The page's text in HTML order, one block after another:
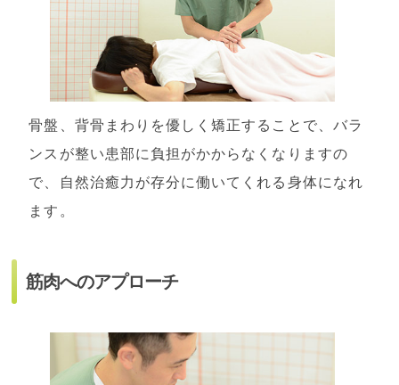
骨盤、背骨まわりを優しく矯正することで、バラ
ンスが整い患部に負担がかからなくなりますの
で、自然治癒力が存分に働いてくれる身体になれ
ます。
筋肉へのアプローチ